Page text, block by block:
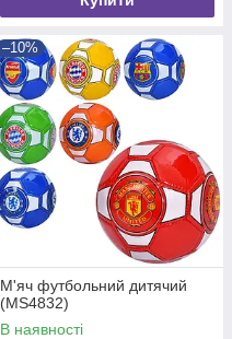
–10%
М'яч футбольний дитячий
(MS4832)
В наявності